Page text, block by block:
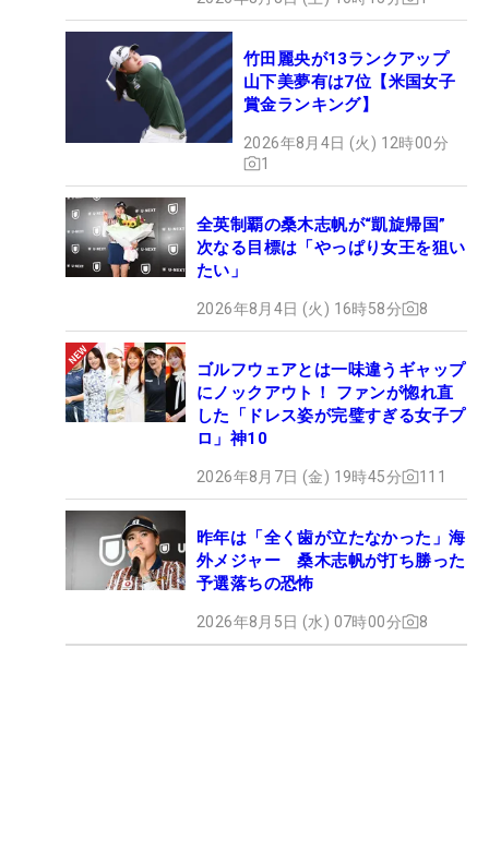
竹田麗央が13ランクアップ
山下美夢有は7位【米国女子
賞金ランキング】
2026年8月4日 (火) 12時00分
1
全英制覇の桑木志帆が“凱旋帰国”
次なる目標は「やっぱり女王を狙い
たい」
2026年8月4日 (火) 16時58分 8
ゴルフウェアとは一味違うギャップ
にノックアウト！ ファンが惚れ直
した「ドレス姿が完璧すぎる女子プ
ロ」神10
2026年8月7日 (金) 19時45分 111
昨年は「全く歯が立たなかった」海
外メジャー 桑木志帆が打ち勝った
予選落ちの恐怖
2026年8月5日 (水) 07時00分 8